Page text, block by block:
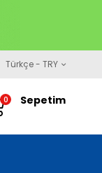
Türkçe - TRY
Sepetim
0